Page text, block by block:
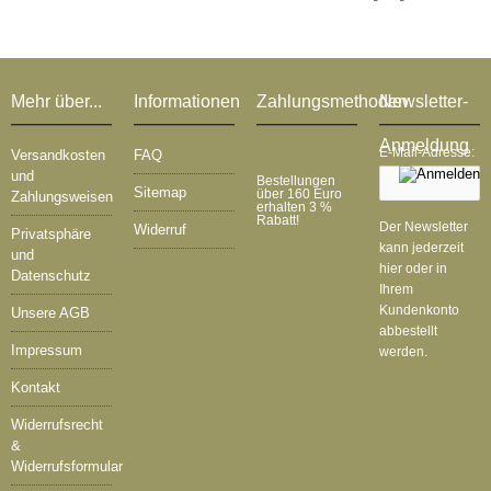
Mehr über...
Versandkosten
und
Zahlungsweisen
Privatsphäre
und
Datenschutz
Unsere AGB
Impressum
Kontakt
Widerrufsrecht
&
Widerrufsformular
Informationen
FAQ
Sitemap
Widerruf
Zahlungsmethoden
Bestellungen
über 160 Euro
erhalten 3 %
Rabatt!
Newsletter-
Anmeldung
E-Mail-Adresse:
Der Newsletter
kann jederzeit
hier oder in
Ihrem
Kundenkonto
abbestellt
werden.